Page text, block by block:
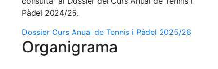
nosaltres
Àrea esportiva
Tennis
Pàdel 2024/25.
Dossier Curs Anual de Tennis i Pàdel 2025/26
Organigrama